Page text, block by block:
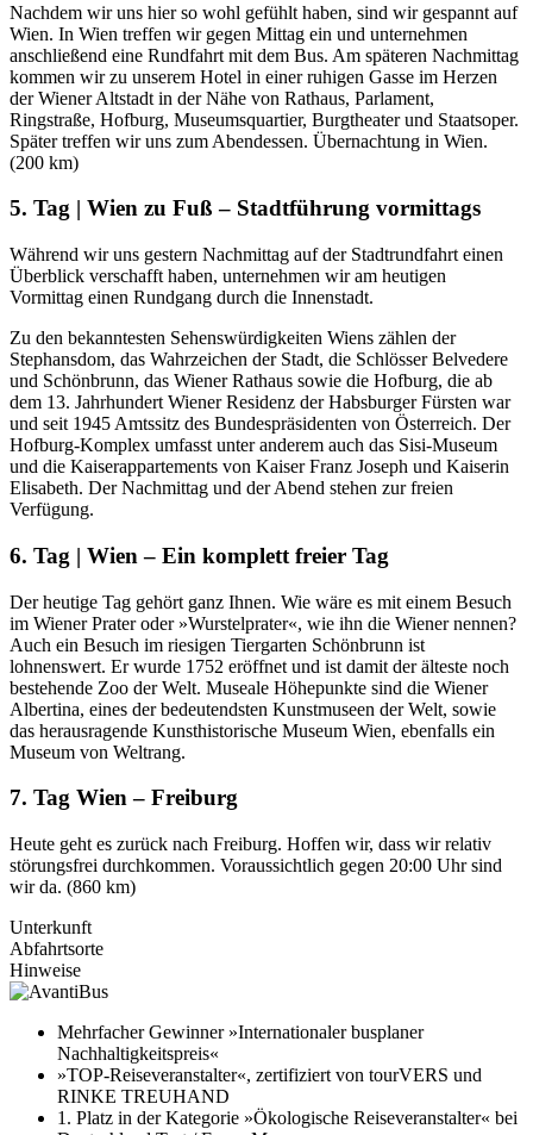
Nachdem wir uns hier so wohl gefühlt haben, sind wir gespannt auf
Wien. In Wien treffen wir gegen Mittag ein und unternehmen
anschließend eine Rundfahrt mit dem Bus. Am späteren Nachmittag
kommen wir zu unserem Hotel in einer ruhigen Gasse im Herzen
der Wiener Altstadt in der Nähe von Rathaus, Parlament,
Ringstraße, Hofburg, Museumsquartier, Burgtheater und Staatsoper.
Später treffen wir uns zum Abendessen. Übernachtung in Wien.
(200 km)
5. Tag | Wien zu Fuß – Stadtführung vormittags
Während wir uns gestern Nachmittag auf der Stadtrundfahrt einen
Überblick verschafft haben, unternehmen wir am heutigen
Vormittag einen Rundgang durch die Innenstadt.
Zu den bekanntesten Sehenswürdigkeiten Wiens zählen der
Stephansdom, das Wahrzeichen der Stadt, die Schlösser Belvedere
und Schönbrunn, das Wiener Rathaus sowie die Hofburg, die ab
dem 13. Jahrhundert Wiener Residenz der Habsburger Fürsten war
und seit 1945 Amtssitz des Bundespräsidenten von Österreich. Der
Hofburg-Komplex umfasst unter anderem auch das Sisi-Museum
und die Kaiserappartements von Kaiser Franz Joseph und Kaiserin
Elisabeth. Der Nachmittag und der Abend stehen zur freien
Verfügung.
6. Tag | Wien – Ein komplett freier Tag
Der heutige Tag gehört ganz Ihnen. Wie wäre es mit einem Besuch
im Wiener Prater oder »Wurstelprater«, wie ihn die Wiener nennen?
Auch ein Besuch im riesigen Tiergarten Schönbrunn ist
lohnenswert. Er wurde 1752 eröffnet und ist damit der älteste noch
bestehende Zoo der Welt. Museale Höhepunkte sind die Wiener
Albertina, eines der bedeutendsten Kunstmuseen der Welt, sowie
das herausragende Kunsthistorische Museum Wien, ebenfalls ein
Museum von Weltrang.
7. Tag Wien – Freiburg
Heute geht es zurück nach Freiburg. Hoffen wir, dass wir relativ
störungsfrei durchkommen. Voraussichtlich gegen 20:00 Uhr sind
wir da. (860 km)
Unterkunft
Abfahrtsorte
Hinweise
Mehrfacher Gewinner »Internationaler busplaner
Nachhaltigkeitspreis«
»TOP-Reiseveranstalter«, zertifiziert von tourVERS und
RINKE TREUHAND
1. Platz in der Kategorie »Ökologische Reiseveranstalter« bei